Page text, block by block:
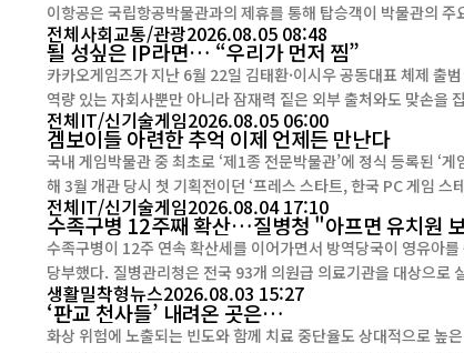
이항공은 국립항공박물관과의 제휴를 통해 탑승객이 박물관의
을 진행한다고 밝혔다. 이번 혜택은 탑승일 기준 1개
전체사회교통/관광2026.08.05 08:48
될 성싶은 IP라면… “우리가 먼저 찜”
카카오게임즈가 지난 6월 22일 김태환·이시우 공동대표 체제 출
역량 있는 자회사뿐만 아니라 잠재력 짙은 외부 출처와도 맞손을 잡
서 카카오게임즈는 2020년 ‘가테’라는 줄임말로 언어유...
전체IT/신기술게임2026.08.05 06:00
겜보이들 아련한 추억 이제 언제든 만난다
국내 게임박물관 중 최초로 ‘제1종 전문박물관’에 정식 등록된 ‘
해 3월 개관 당시 첫 기획전이던 ‘프레스 스타트, 한국 PC 게임 스테이지’를 상설(
블의 사회공헌사업을 총괄...
전체IT/신기술게임2026.08.04 17:10
수족구병 12주째 확산…질병청 "아프면 유치원
수족구병이 12주 연속 확산세를 이어가면서 방역당국이 영유아
당부했다. 질병관리청은 전국 93개 의원급 의료기관을 대상으로 실시한 수족구병 표본감시 결과, 최근 12주 동안 수족구병 의사환자 발
생이 약 33배 증가했다고 3일 밝혔다. 의
생활밀착형뉴스2026.08.03 15:27
‘판교 천사들’ 내려온 곳은…
화상 위험에 노출되는 빈도와 함께 치료 중단율도 상대적으로 높